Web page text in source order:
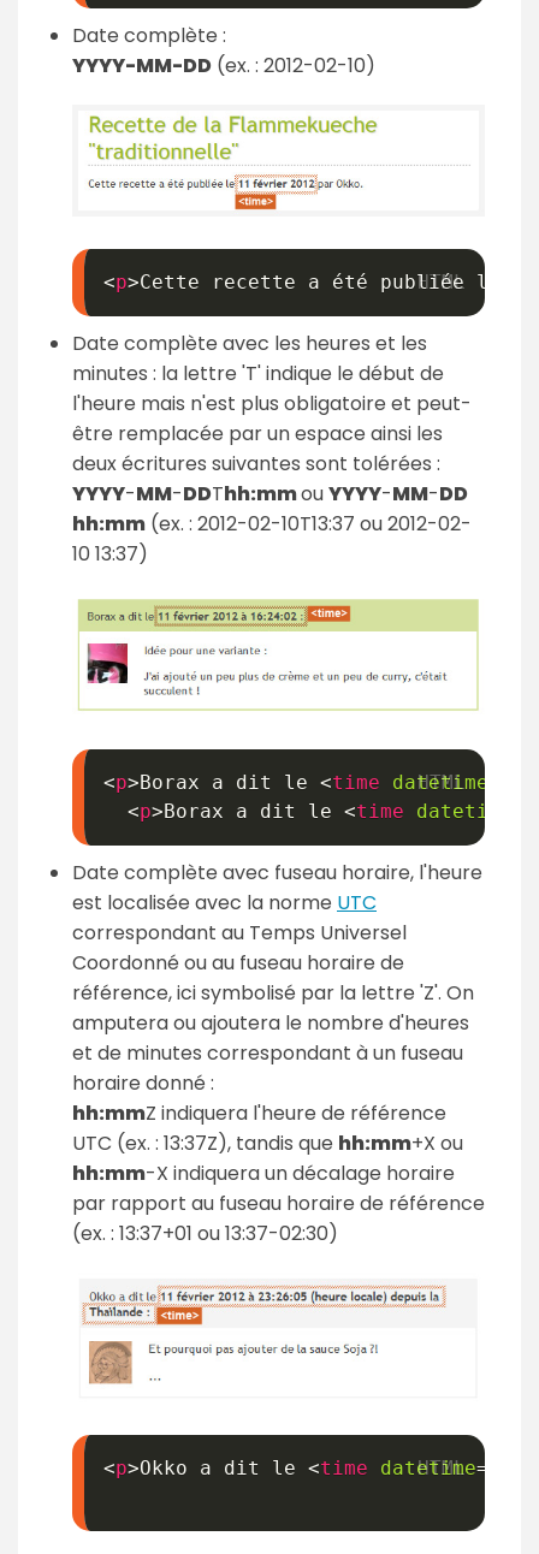
Date complète :
YYYY-MM-DD (ex. : 2012-02-10)
<p>Cette recette a été publiée le
Date complète avec les heures et les
minutes : la lettre 'T' indique le début de
l'heure mais n'est plus obligatoire et peut-
être remplacée par un espace ainsi les
deux écritures suivantes sont tolérées :
YYYY-MM-DDThh:mmouYYYY-MM-DD
hh:mm (ex. : 2012-02-10T13:37 ou 2012-02-
10 13:37)
<p>Borax a dit le <time datetime
<p>Borax a dit le <time datetime
Date complète avec fuseau horaire, l'heure
est localisée avec la norme UTC
correspondant au Temps Universel
Coordonné ou au fuseau horaire de
référence, ici symbolisé par la lettre 'Z'. On
amputera ou ajoutera le nombre d'heures
et de minutes correspondant à un fuseau
horaire donné :
hh:mmZ indiquera l'heure de référence
UTC (ex. : 13:37Z), tandis que hh:mm+X ou
hh:mm-X indiquera un décalage horaire
par rapport au fuseau horaire de référence
(ex. : 13:37+01 ou 13:37-02:30)
<p>Okko a dit le <time datetime=